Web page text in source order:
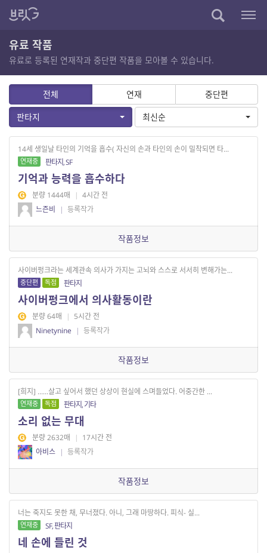
유료 작품
유료로 등록된 연재작과 중단편 작품을 모아볼 수 있습니다.
전체 연재
중단편
판타지
최신순
14세 생일날 타인의 기억을 흡수( 자신의 손과 타인의 손이 밀착되면 타...
연재중 판타지, SF
기억과 능력을 흡수하다
분량 1444매 | 4시간 전
느즌비
| 등록작가
작품정보
사이버펑크라는 세계관속 의사가 가지는 고뇌와 스스로 서서히 변해가는...
중단편 독점 판타지
사이버펑크에서 의사활동이란
분량 64매 | 5시간 전
Ninetynine
| 등록작가
작품정보
[희지] ......살고 싶어서 했던 상상이 현실에 스며들었다. 어중간한 ...
연재중 독점 판타지, 기타
소리 없는 무대
분량 2632매 | 17시간 전
아비스 | 등록작가
작품정보
너는 죽지도 못한 채, 무너졌다. 아니, 그래 마땅하다. 피식- 실...
연재중 SF, 판타지
네 손에 들린 것